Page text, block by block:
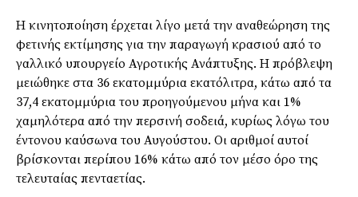
Η κινητοποίηση έρχεται λίγο μετά την αναθεώρηση της
φετινής εκτίμησης για την παραγωγή κρασιού από το
γαλλικό υπουργείο Αγροτικής Ανάπτυξης. Η πρόβλεψη
μειώθηκε στα 36 εκατομμύρια εκατόλιτρα, κάτω από τα
37,4 εκατομμύρια του προηγούμενου μήνα και 1%
χαμηλότερα από την περσινή σοδειά, κυρίως λόγω του
έντονου καύσωνα του Αυγούστου. Οι αριθμοί αυτοί
βρίσκονται περίπου 16% κάτω από τον μέσο όρο της
τελευταίας πενταετίας.